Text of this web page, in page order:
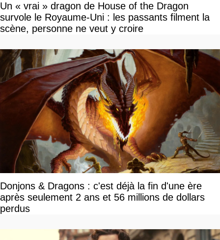
Un « vrai » dragon de House of the Dragon
survole le Royaume-Uni : les passants filment la
scène, personne ne veut y croire
Donjons & Dragons : c'est déjà la fin d'une ère
après seulement 2 ans et 56 millions de dollars
perdus